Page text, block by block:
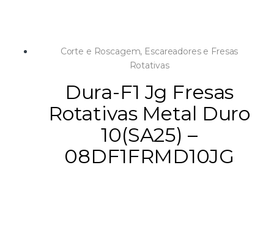
Corte e Roscagem, Escareadores e Fresas
Rotativas
Dura-F1 Jg Fresas
Rotativas Metal Duro
10(SA25) –
08DF1FRMD10JG